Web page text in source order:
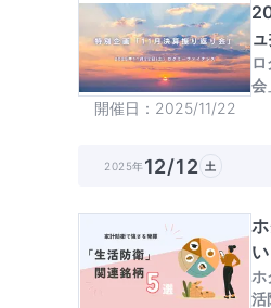
開催日 2025/11/22
会
2025年12/12 土
活